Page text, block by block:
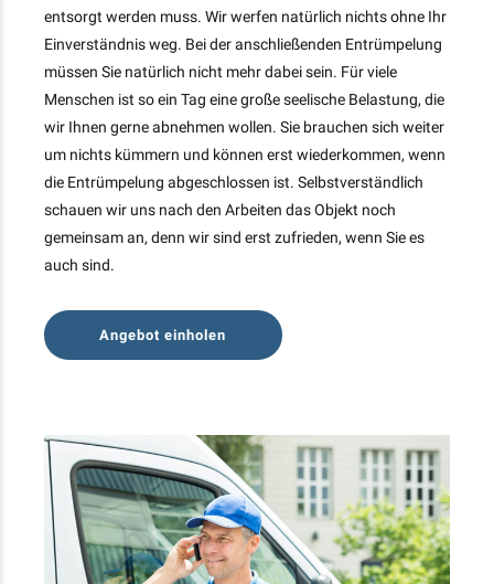
entsorgt werden muss. Wir werfen natürlich nichts ohne Ihr
Einverständnis weg. Bei der anschließenden Entrümpelung
müssen Sie natürlich nicht mehr dabei sein. Für viele
Menschen ist so ein Tag eine große seelische Belastung, die
wir Ihnen gerne abnehmen wollen. Sie brauchen sich weiter
um nichts kümmern und können erst wiederkommen, wenn
die Entrümpelung abgeschlossen ist. Selbstverständlich
schauen wir uns nach den Arbeiten das Objekt noch
gemeinsam an, denn wir sind erst zufrieden, wenn Sie es
auch sind.
Angebot einholen